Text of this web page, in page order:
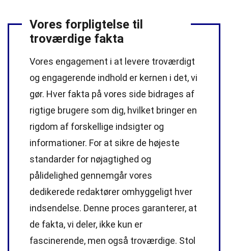
Vores forpligtelse til
troværdige fakta
Vores engagement i at levere troværdigt
og engagerende indhold er kernen i det, vi
gør. Hver fakta på vores side bidrages af
rigtige brugere som dig, hvilket bringer en
rigdom af forskellige indsigter og
informationer. For at sikre de højeste
standarder for nøjagtighed og
pålidelighed gennemgår vores
dedikerede redaktører omhyggeligt hver
indsendelse. Denne proces garanterer, at
de fakta, vi deler, ikke kun er
fascinerende, men også troværdige. Stol